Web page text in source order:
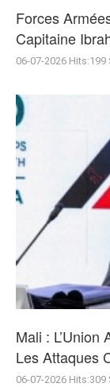
Forces
Capitaine
06-07-2026 Hits:199
Mali :
Les Attaques
06-07-2026 Hits:309